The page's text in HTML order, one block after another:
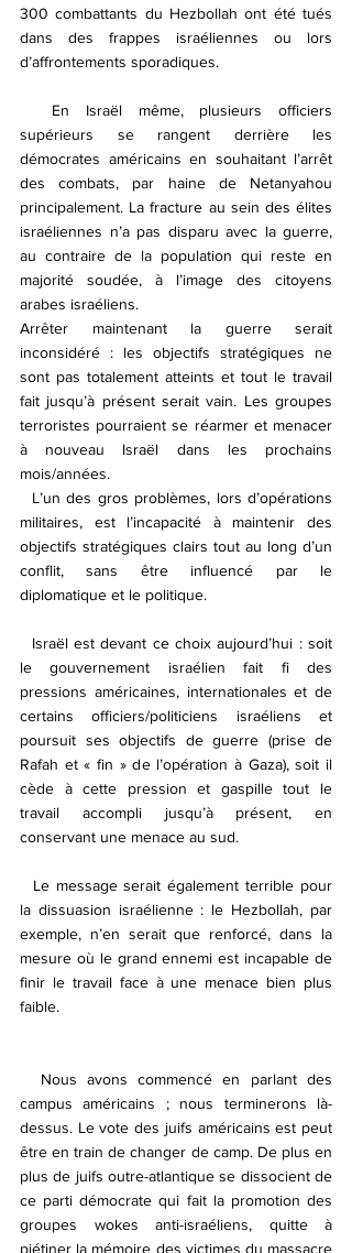
300 combattants du Hezbollah ont été tués
dans des frappes israéliennes ou lors
d’affrontements sporadiques.
supérieurs se rangent derrière les
démocrates américains en souhaitant l’arrêt
des combats, par haine de Netanyahou
principalement. La fracture au sein des élites
israéliennes n’a pas disparu avec la guerre,
au contraire de la population qui reste en
majorité soudée, à l’image des citoyens
arabes israéliens.
Arrêter maintenant la guerre serait
inconsidéré : les objectifs stratégiques ne
sont pas totalement atteints et tout le travail
fait jusqu’à présent serait vain. Les groupes
terroristes pourraient se réarmer et menacer
à nouveau Israël dans les prochains
mois/années.
militaires, est l’incapacité à maintenir des
objectifs stratégiques clairs tout au long d’un
conflit, sans être influencé par le
diplomatique et le politique.
le gouvernement israélien fait fi des
pressions américaines, internationales et de
certains officiers/politiciens israéliens et
poursuit ses objectifs de guerre (prise de
Rafah et « fin » de l’opération à Gaza), soit il
cède à cette pression et gaspille tout le
travail accompli jusqu’à présent, en
conservant une menace au sud.
la dissuasion israélienne : le Hezbollah, par
exemple, n’en serait que renforcé, dans la
mesure où le grand ennemi est incapable de
finir le travail face à une menace bien plus
faible.
campus américains ; nous terminerons là-
dessus. Le vote des juifs américains est peut
être en train de changer de camp. De plus en
plus de juifs outre-atlantique se dissocient de
ce parti démocrate qui fait la promotion des
groupes wokes anti-israéliens, quitte à
piétiner la mémoire des victimes du massacre